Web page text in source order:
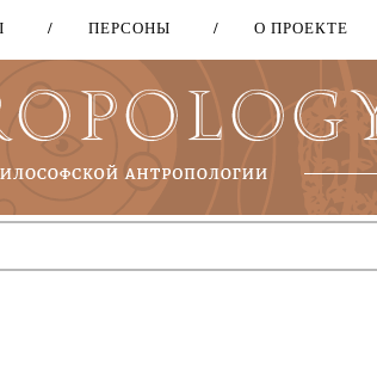
ПЕРСОНЫ О ПРОЕКТЕ